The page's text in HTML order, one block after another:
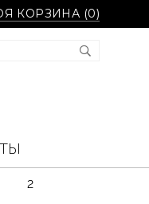
КОРЗИНА (0)
2